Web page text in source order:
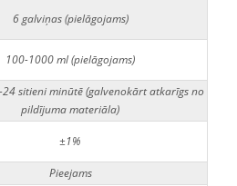
6 galviņas (pielāgojams)
100-1000 ml (pielāgojams)
sitieni minūtē (galvenokārt atkarīgs no
pildījuma materiāla)
±1%
Pieejams